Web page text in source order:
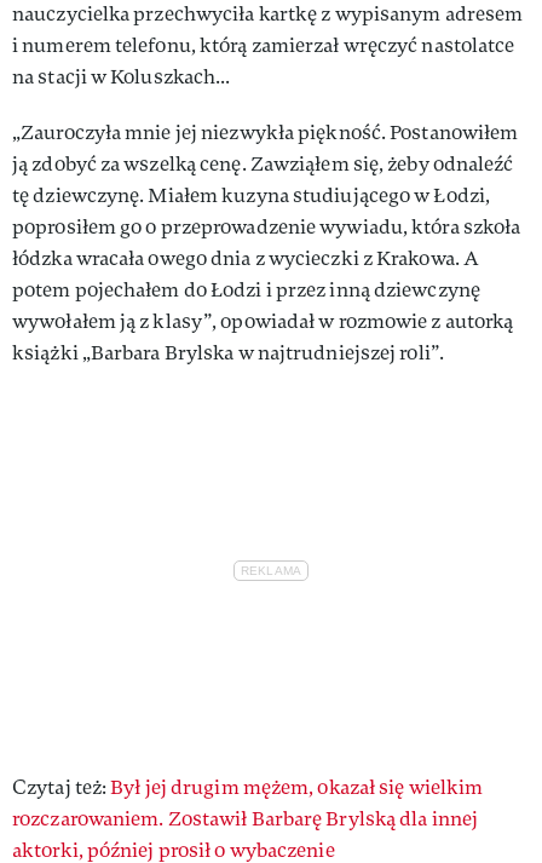
nauczycielka przechwyciła kartkę z wypisanym adresem
i numerem telefonu, którą zamierzał wręczyć nastolatce
na stacji w Koluszkach...
„Zauroczyła mnie jej niezwykła piękność. Postanowiłem
ją zdobyć za wszelką cenę. Zawziąłem się, żeby odnaleźć
tę dziewczynę. Miałem kuzyna studiującego w Łodzi,
poprosiłem go o przeprowadzenie wywiadu, która szkoła
łódzka wracała owego dnia z wycieczki z Krakowa. A
potem pojechałem do Łodzi i przez inną dziewczynę
wywołałem ją z klasy”, opowiadał w rozmowie z autorką
książki „Barbara Brylska w najtrudniejszej roli”.
Czytaj też:Był jej drugim mężem, okazał się wielkim
rozczarowaniem. Zostawił Barbarę Brylską dla innej
aktorki, później prosił o wybaczenie